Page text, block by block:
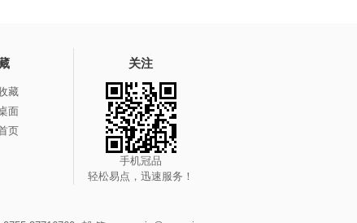
藏
面
页
关注
手机冠品
轻松易点，迅速服务！